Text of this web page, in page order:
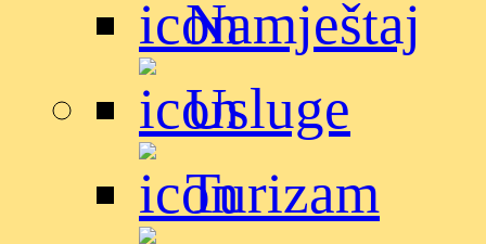
Namještaj
Usluge
Turizam